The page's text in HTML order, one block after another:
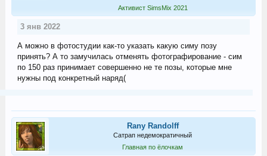
Активист SimsMix 2021
3 янв 2022
А можно в фотостудии как-то указать какую симу позу
принять? А то замучилась отменять фотографирование - сим
по 150 раз принимает совершенно не те позы, которые мне
нужны под конкретный наряд(
Rany Randolff
Сатрап недемократичный
Главная по ёлочкам